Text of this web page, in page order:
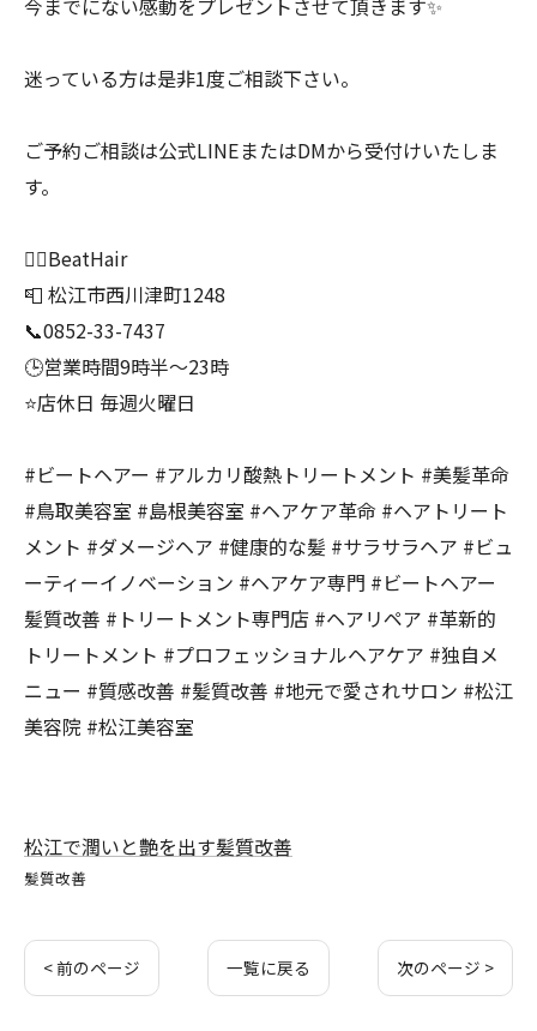
今までにない感動をプレゼントさせて頂きます✨
迷っている方は是非1度ご相談下さい。
ご予約ご相談は公式LINEまたはDMから受付けいたしま
す。
💆‍♀️BeatHair
📮 松江市西川津町1248
📞0852-33-7437
🕒営業時間9時半～23時
⭐️店休日 毎週火曜日
#ビートヘアー #アルカリ酸熱トリートメント #美髪革命
#鳥取美容室 #島根美容室 #ヘアケア革命 #ヘアトリート
メント #ダメージヘア #健康的な髪 #サラサラヘア #ビュ
ーティーイノベーション #ヘアケア専門 #ビートヘアー
髪質改善 #トリートメント専門店 #ヘアリペア #革新的
トリートメント #プロフェッショナルヘアケア #独自メ
ニュー #質感改善 #髪質改善 #地元で愛されサロン #松江
美容院 #松江美容室
松江で潤いと艶を出す髪質改善
髪質改善
< 前のページ 一覧に戻る 次のページ >